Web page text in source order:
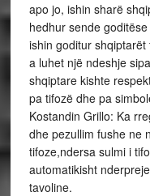
apo jo, ishin sharë
hedhur sende
ishin goditur
a luhet një ndeshje
shqiptare kishte
pa tifozë dhe pa
Kostandin Grillo: Ka
dhe pezullim fushe ne
tifoze,ndersa sulmi i
automatikisht
tavoline.